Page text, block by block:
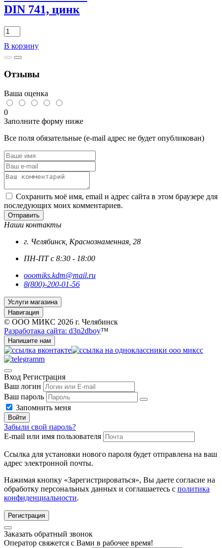
DIN 741, цинк
Количество
товара
Зажим
10
стальн.канатов
741,
цинк
В корзину
Отзывы
Ваша оценка
0
Заполните форму ниже
Все поля обязательные (e-mail адрес не будет опубликован)
Сохранить моё имя, email и адрес сайта в этом браузере для
последующих моих комментариев.
Отправить
Наши контакты
г. Челябинск, Краснознаменная, 28
ПН-ПТ с 8:30 - 18:00
ooomiks.kdm@mail.ru
8(800)-200-01-56
Услуги магазина
Навигация
© ООО МИКС 2026 г. Челябинск
Разработака сайта: d3n2dboy™
Напишите нам
Вход Регистрация
Ваш логин
Ваш пароль
Запомнить меня
Войти
Забыли свой пароль?
E-mail или имя пользователя
Ссылка для установки нового пароля будет отправлена ​​на ваш
адрес электронной почты.
Нажимая кнопку «Зарегистрироваться», Вы даете согласие на
обработку персональных данных и соглашаетесь с политика
конфиденциальности.
Регистрация
Заказать обратный звонок
Оператор свяжется с Вами в рабочее время!